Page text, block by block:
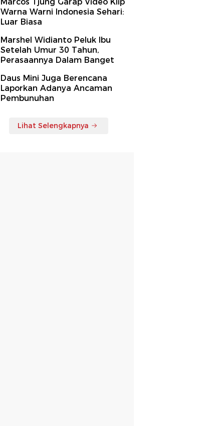
Warna Warni Indonesia Sehari:
Luar Biasa
Marshel Widianto Peluk Ibu
Setelah Umur 30 Tahun,
Perasaannya Dalam Banget
Daus Mini Juga Berencana
Laporkan Adanya Ancaman
Pembunuhan
Lihat Selengkapnya